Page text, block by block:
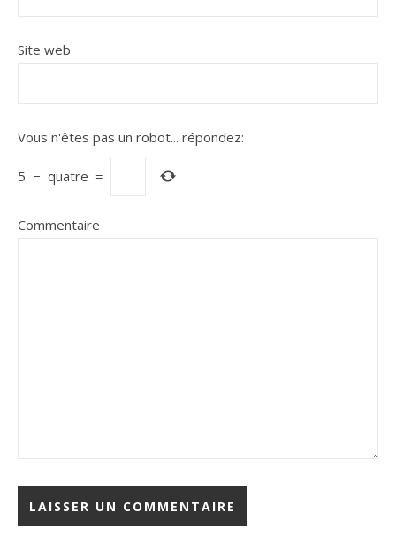
Site web
Vous n'êtes pas un robot... répondez:
5 − quatre =
Commentaire